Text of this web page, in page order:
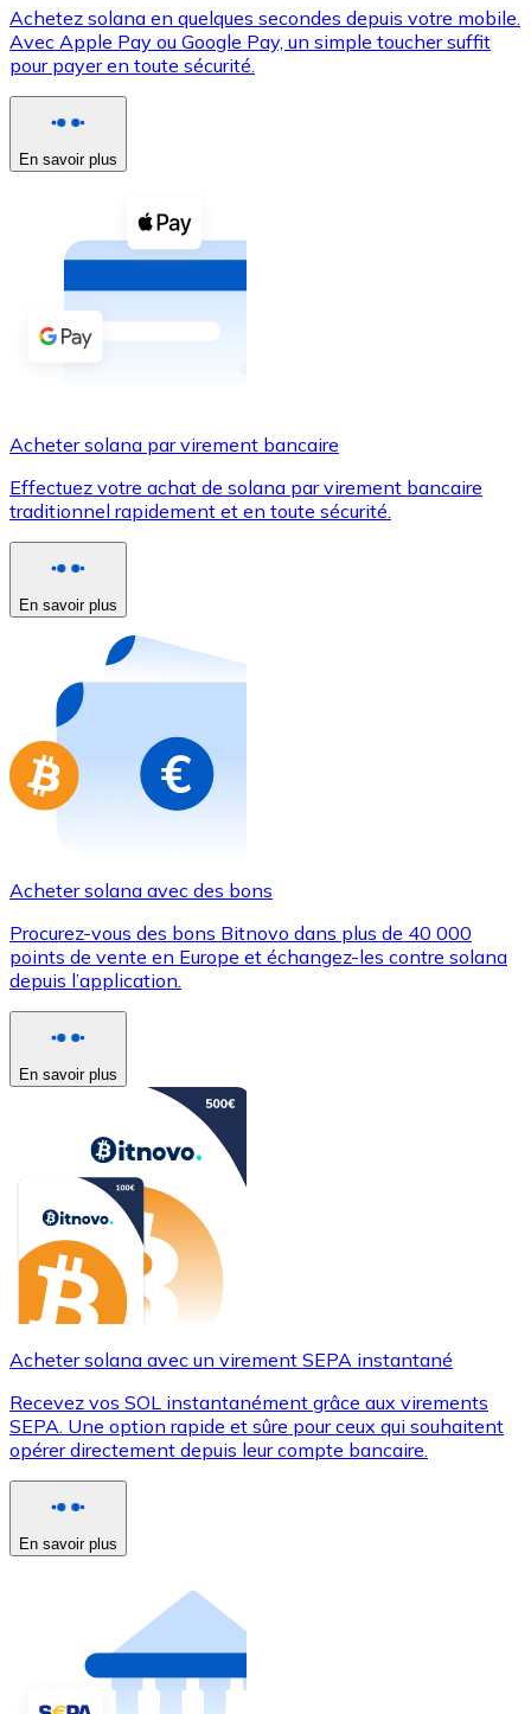
XRP
XRP
Voir toutes
Coupons crypto
Achetez des cryptomonnaies en espèces et d'autres
Acheter avec espèces
Virement SEPA
Utilisez les cartes Visa et Mastercard pour acheter
Acheter avec carte
Nouveau
Achetez des cartes-cadeaux de vos marques
Aller à la boutique de cartes-cadeaux
Achetez solana en quelques secondes depuis votre mobile.
Avec Apple Pay ou Google Pay, un simple toucher suffit
pour payer en toute sécurité.
En savoir plus
Acheter solana par virement bancaire
Effectuez votre achat de solana par virement bancaire
traditionnel rapidement et en toute sécurité.
En savoir plus
Acheter solana avec des bons
Procurez-vous des bons Bitnovo dans plus de 40 000
points de vente en Europe et échangez-les contre solana
depuis l’application.
En savoir plus
Acheter solana avec un virement SEPA instantané
Recevez vos SOL instantanément grâce aux virements
SEPA. Une option rapide et sûre pour ceux qui souhaitent
opérer directement depuis leur compte bancaire.
En savoir plus